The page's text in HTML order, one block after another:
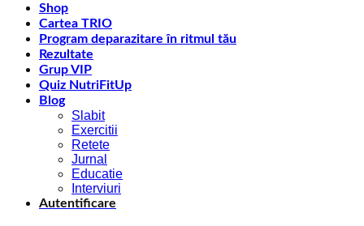
Shop
Cartea TRIO
Program deparazitare în ritmul tău
Rezultate
Grup VIP
Quiz NutriFitUp
Blog
Slabit
Exercitii
Retete
Jurnal
Educatie
Interviuri
Autentificare